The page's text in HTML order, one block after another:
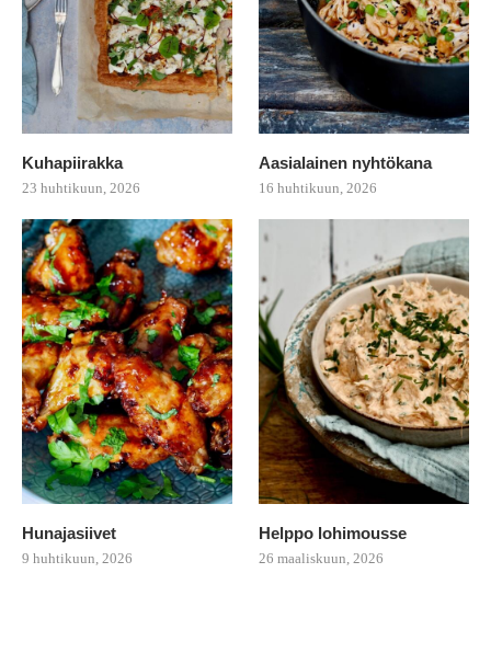
Kuhapiirakka
23 huhtikuun, 2026
Aasialainen nyhtökana
16 huhtikuun, 2026
Hunajasiivet
9 huhtikuun, 2026
Helppo lohimousse
26 maaliskuun, 2026